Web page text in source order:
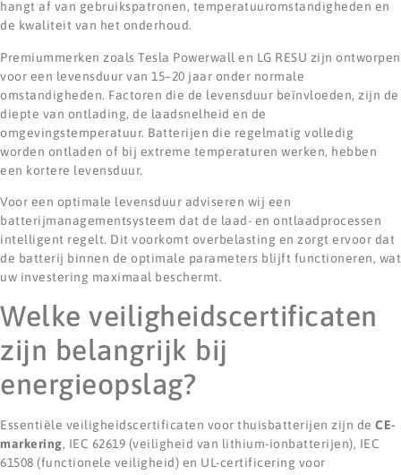
hangt af van gebruikspatronen, temperatuuromstandigheden en
de kwaliteit van het onderhoud.
Premiummerken zoals Tesla Powerwall en LG RESU zijn ontworpen
voor een levensduur van 15–20 jaar onder normale
omstandigheden. Factoren die de levensduur beïnvloeden, zijn de
diepte van ontlading, de laadsnelheid en de
omgevingstemperatuur. Batterijen die regelmatig volledig
worden ontladen of bij extreme temperaturen werken, hebben
een kortere levensduur.
Voor een optimale levensduur adviseren wij een
batterijmanagementsysteem dat de laad- en ontlaadprocessen
intelligent regelt. Dit voorkomt overbelasting en zorgt ervoor dat
de batterij binnen de optimale parameters blijft functioneren, wat
uw investering maximaal beschermt.
Welke veiligheidscertificaten
zijn belangrijk bij
energieopslag?
Essentiële veiligheidscertificaten voor thuisbatterijen zijn de CE-
markering, IEC 62619 (veiligheid van lithium-ionbatterijen), IEC
61508 (functionele veiligheid) en UL-certificering voor